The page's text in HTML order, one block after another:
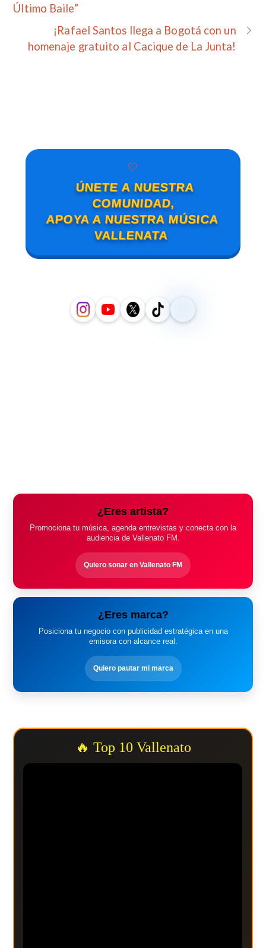
Último Baile”
¡Rafael Santos llega a Bogotá con un
homenaje gratuito al Cacique de La Junta!
🤍
ÚNETE A NUESTRA
COMUNIDAD,
APOYA A NUESTRA MÚSICA
VALLENATA
¿Eres artista?
Promociona tu música, agenda entrevistas y conecta con la
audiencia de Vallenato FM.
Quiero sonar en Vallenato FM
¿Eres marca?
Posiciona tu negocio con publicidad estratégica en una
emisora con alcance real.
Quiero pautar mi marca
🔥 Top 10 Vallenato